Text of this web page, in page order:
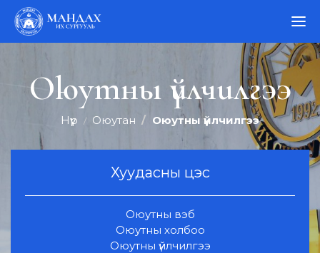
Хуудасны цэс
Оюутны вэб
Оюутны холбоо
Оюутны үйлчилгээ
Оюутны үйлчилгээ
Нүүр Оюутан Оюутны үйлчилгээ